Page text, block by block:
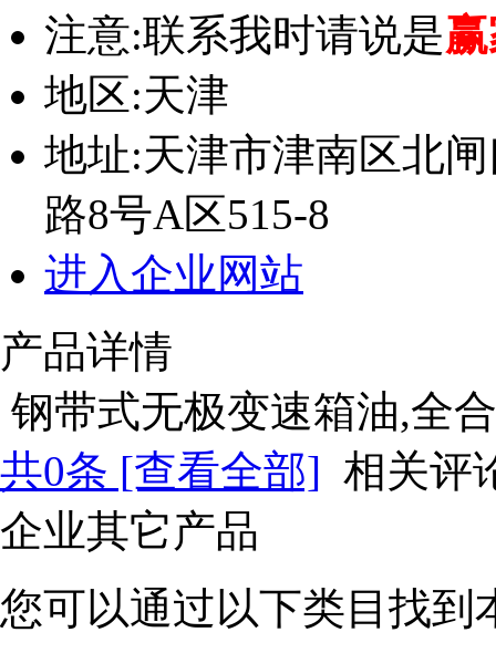
注意:联系我时请说是
地区:天津
地址:天津市津南区北
路8号A区515-8
进入企业网站
产品详情
钢带式无极变速箱油,全
共0条 [查看全部] 相关评
企业其它产品
您可以通过以下类目找到